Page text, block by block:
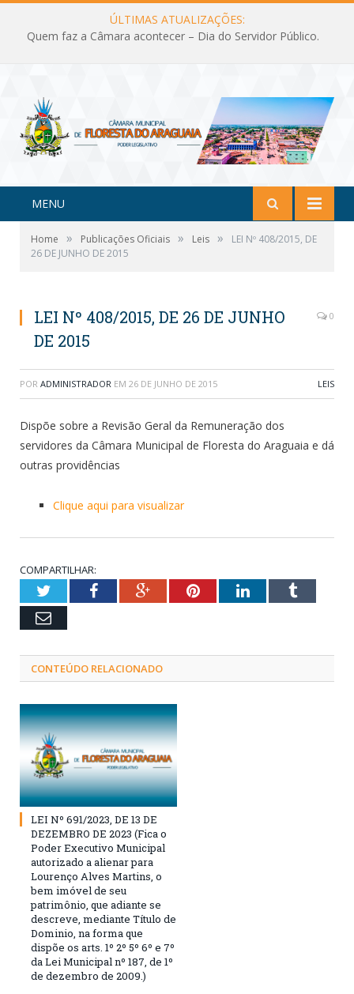
ÚLTIMAS ATUALIZAÇÕES:
Quem faz a Câmara acontecer – Dia do Servidor Público.
MENU
Home » Publicações Oficiais » Leis »
LEI Nº 408/2015, DE
26 DE JUNHO DE 2015
LEI Nº 408/2015, DE 26 DE JUNHO
DE 2015
0
POR ADMINISTRADOR EM 26 DE JUNHO DE 2015 LEIS
Dispõe sobre a Revisão Geral da Remuneração dos
servidores da Câmara Municipal de Floresta do Araguaia e dá
outras providências
Clique aqui para visualizar
COMPARTILHAR:
TwitterFacebookGoogle+PinterestLinkedInTumblr
Email
CONTEÚDO RELACIONADO
LEI Nº 691/2023, DE 13 DE
DEZEMBRO DE 2023 (Fica o
Poder Executivo Municipal
autorizado a alienar para
Lourenço Alves Martins, o
bem imóvel de seu
patrimônio, que adiante se
descreve, mediante Título de
Dominio, na forma que
dispõe os arts. 1º 2º 5º 6º e 7º
da Lei Municipal nº 187, de 1º
de dezembro de 2009.)